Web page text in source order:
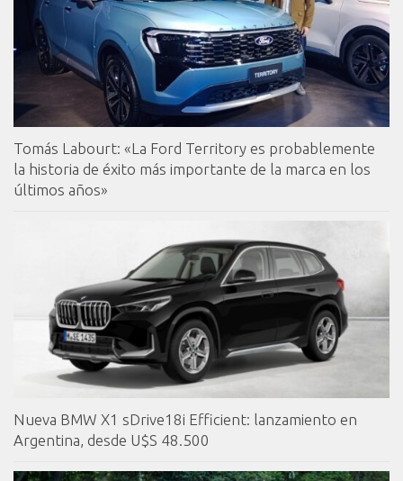
Tomás Labourt: «La Ford Territory es probablemente
la historia de éxito más importante de la marca en los
últimos años»
Nueva BMW X1 sDrive18i Efficient: lanzamiento en
Argentina, desde U$S 48.500